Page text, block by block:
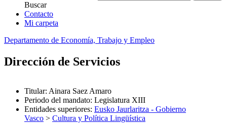
Buscar
Contacto
Mi carpeta
Departamento de Economía, Trabajo y Empleo
Dirección de Servicios
Titular: Ainara Saez Amaro
Periodo del mandato: Legislatura XIII
Entidades superiores: Eusko Jaurlaritza - Gobierno
Vasco > Cultura y Política Lingüística